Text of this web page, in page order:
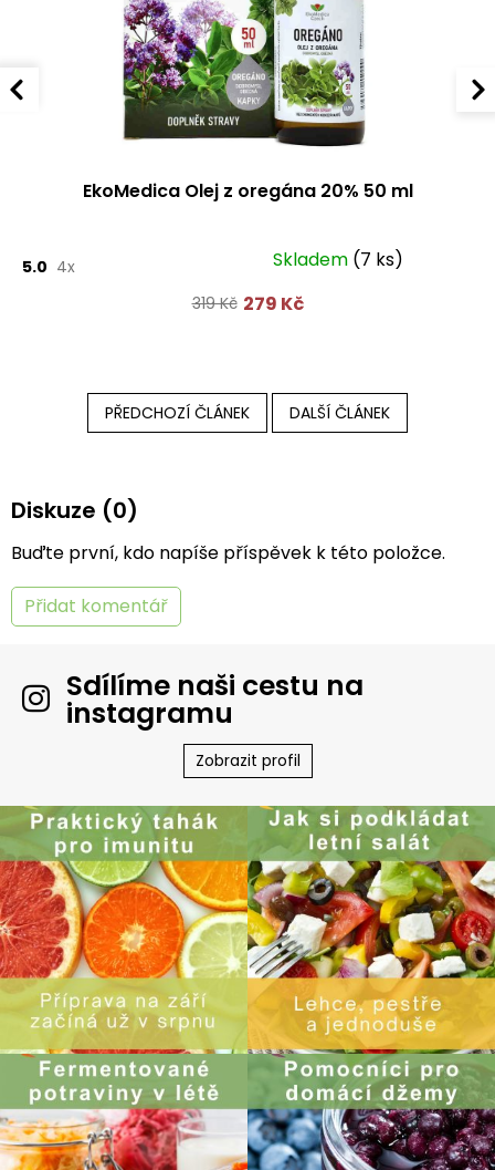
EkoMedica Olej z oregána 20% 50 ml
5.0 4x Skladem (7 ks)
319 Kč 279 Kč
PŘEDCHOZÍ ČLÁNEK DALŠÍ ČLÁNEK
Diskuze (0)
Buďte první, kdo napíše příspěvek k této položce.
Přidat komentář
Sdílíme naši cestu na
instagramu
Zobrazit profil